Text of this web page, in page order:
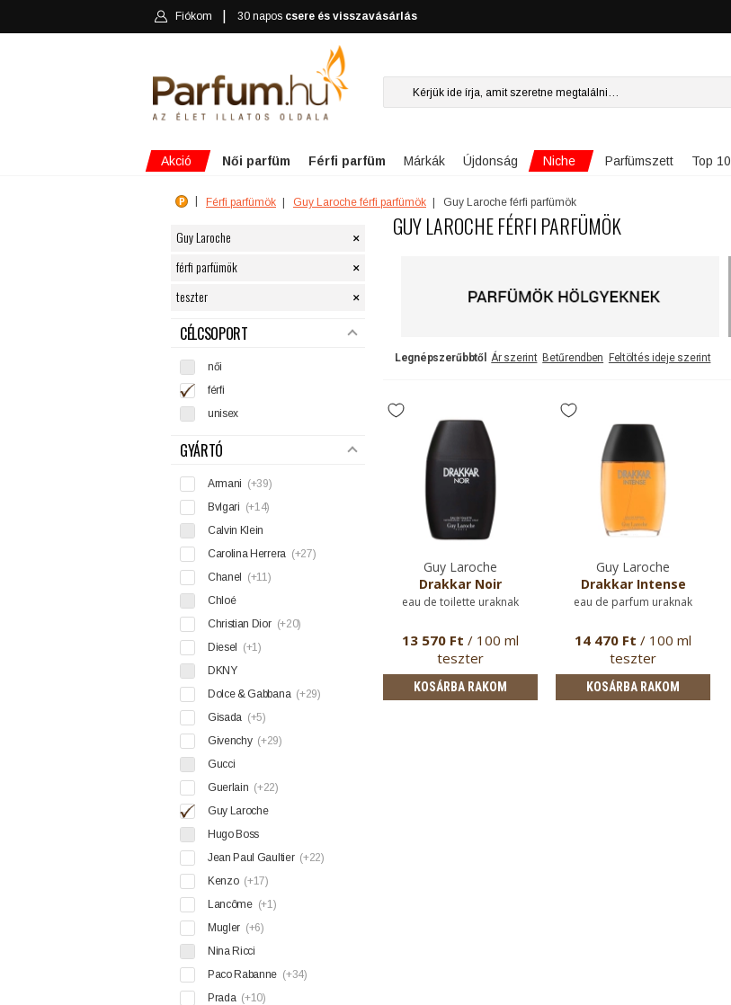
Fiókom 30 napos csere és visszavásárlás
Akció Női parfüm Férfi parfüm Márkák Újdonság Niche Parfümszett Top 10
Férfi parfümök Guy Laroche férfi parfümök Guy Laroche férfi parfümök
Guy Laroche ×
férfi parfümök ×
teszter ×
SZŰRÉS
CÉLCSOPORT
női
férfi
unisex
GYÁRTÓ
Armani (+39)
Bvlgari (+14)
Calvin Klein
Carolina Herrera (+27)
Chanel
(+11)
Chloé
Christian Dior (+20)
Diesel
(+1)
DKNY
Dolce & Gabbana (+29)
Gisada (+5)
Givenchy (+29)
Gucci
Guerlain (+22)
Guy Laroche
Hugo Boss
Jean Paul Gaultier (+22)
Kenzo (+17)
Lancôme (+1)
Mugler (+6)
Nina Ricci
Paco Rabanne (+34)
Prada (+10)
GUY LAROCHE FÉRFI PARFÜMÖK
Legnépszerűbbtől Ár szerint Betűrendben Feltöltés ideje szerint
Guy Laroche
Drakkar Noir
eau de toilette uraknak
13 570 Ft / 100 ml
teszter
KOSÁRBA RAKOM
Guy Laroche
Drakkar Intense
eau de parfum uraknak
14 470 Ft / 100 ml
teszter
KOSÁRBA RAKOM